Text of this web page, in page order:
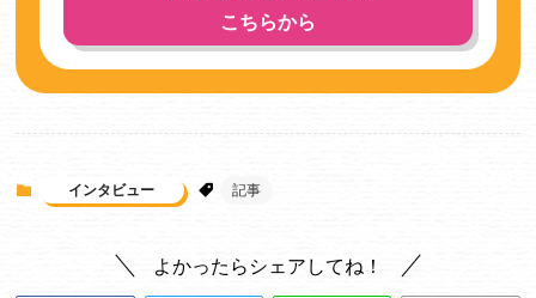
こちらから
インタビュー 記事
よかったらシェアしてね！